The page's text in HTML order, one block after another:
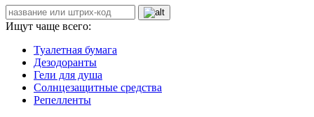
Ищут чаще всего:
Туалетная бумага
Дезодоранты
Гели для душа
Солнцезащитные средства
Репелленты